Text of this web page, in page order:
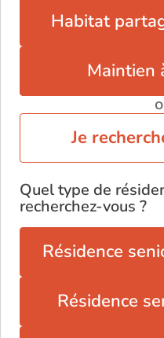
Habitat
Maintien
Je
Quel type de
recherchez-vous ?
Résidence
Résidence